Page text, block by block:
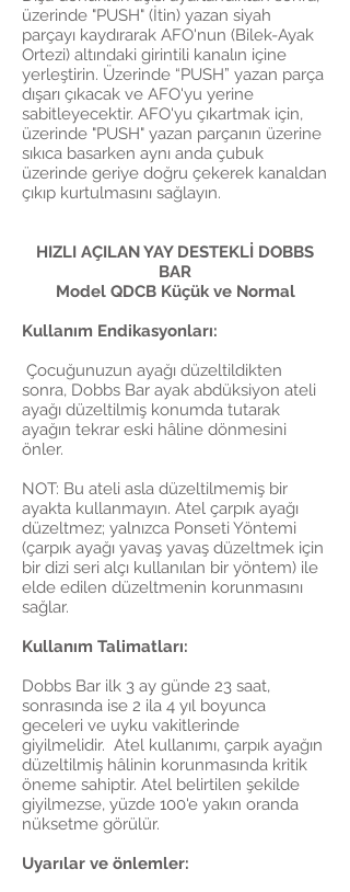
üzerinde "PUSH" (İtin) yazan siyah
parçayı kaydırarak AFO'nun (Bilek-Ayak
Ortezi) altındaki girintili kanalın içine
yerleştirin. Üzerinde “PUSH” yazan parça
dışarı çıkacak ve AFO'yu yerine
sabitleyecektir. AFO'yu çıkartmak için,
üzerinde "PUSH" yazan parçanın üzerine
sıkıca basarken aynı anda çubuk
üzerinde geriye doğru çekerek kanaldan
çıkıp kurtulmasını sağlayın.
HIZLI AÇILAN YAY DESTEKLİ DOBBS
BAR
Model QDCB Küçük ve Normal
Kullanım Endikasyonları:
Çocuğunuzun ayağı düzeltildikten
sonra, Dobbs Bar ayak abdüksiyon ateli
ayağı düzeltilmiş konumda tutarak
ayağın tekrar eski hâline dönmesini
önler.
NOT: Bu ateli asla düzeltilmemiş bir
ayakta kullanmayın. Atel çarpık ayağı
düzeltmez; yalnızca Ponseti Yöntemi
(çarpık ayağı yavaş yavaş düzeltmek için
bir dizi seri alçı kullanılan bir yöntem) ile
elde edilen düzeltmenin korunmasını
sağlar.
Kullanım Talimatları:
Dobbs Bar ilk 3 ay günde 23 saat,
sonrasında ise 2 ila 4 yıl boyunca
geceleri ve uyku vakitlerinde
giyilmelidir. Atel kullanımı, çarpık ayağın
düzeltilmiş hâlinin korunmasında kritik
öneme sahiptir. Atel belirtilen şekilde
giyilmezse, yüzde 100'e yakın oranda
nüksetme görülür.
Uyarılar ve önlemler: